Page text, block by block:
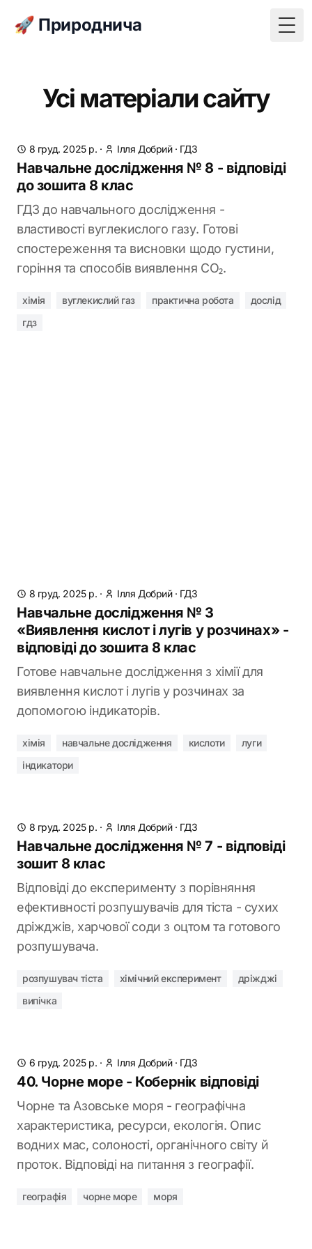
🚀 Природнича
Усі матеріали сайту
8 груд. 2025 р. · Ілля Добрий· ГДЗ
Навчальне дослідження № 8 - відповіді
до зошита 8 клас
ГДЗ до навчального дослідження -
властивості вуглекислого газу. Готові
спостереження та висновки щодо густини,
горіння та способів виявлення CO₂.
хімія вуглекислий газ практична робота
дослід
гдз
8 груд. 2025 р. · Ілля Добрий· ГДЗ
Навчальне дослідження № З
«Виявлення кислот і лугів у розчинах» -
відповіді до зошита 8 клас
Готове навчальне дослідження з хімії для
виявлення кислот і лугів у розчинах за
допомогою індикаторів.
хімія навчальне дослідження кислоти
луги
індикатори
8 груд. 2025 р. · Ілля Добрий· ГДЗ
Навчальне дослідження № 7 - відповіді
зошит 8 клас
Відповіді до експерименту з порівняння
ефективності розпушувачів для тіста - сухих
дріжджів, харчової соди з оцтом та готового
розпушувача.
розпушувач тіста хімічний експеримент
дріжджі
випічка
6 груд. 2025 р. · Ілля Добрий· ГДЗ
40. Чорне море - Кобернік відповіді
Чорне та Азовське моря - географічна
характеристика, ресурси, екологія. Опис
водних мас, солоності, органічного світу й
проток. Відповіді на питання з географії.
географія чорне море моря